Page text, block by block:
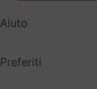
Aiuto
Preferiti